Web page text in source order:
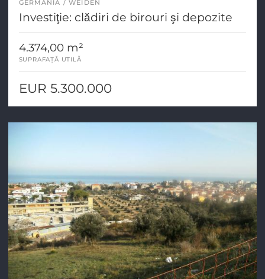
GERMANIA WEIDEN
Investiţie: clădiri de birouri şi depozite
4.374,00 m²
SUPRAFAȚĂ UTILĂ
EUR 5.300.000